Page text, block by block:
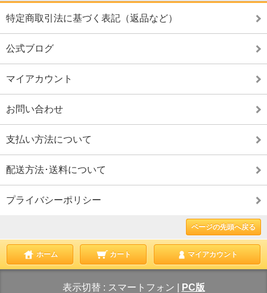
特定商取引法に基づく表記（返品など）
公式ブログ
マイアカウント
お問い合わせ
支払い方法について
配送方法･送料について
プライバシーポリシー
ページの先頭へ戻る
ホーム カート マイアカウント
表示切替 : スマートフォン PC版